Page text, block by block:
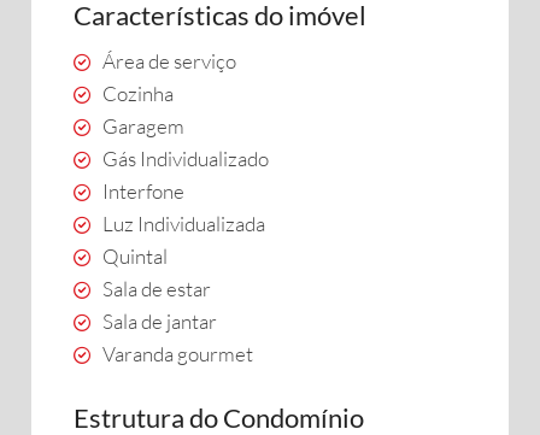
Características do imóvel
Área de serviço
Cozinha
Garagem
Gás Individualizado
Interfone
Luz Individualizada
Quintal
Sala de estar
Sala de jantar
Varanda gourmet
Estrutura do Condomínio